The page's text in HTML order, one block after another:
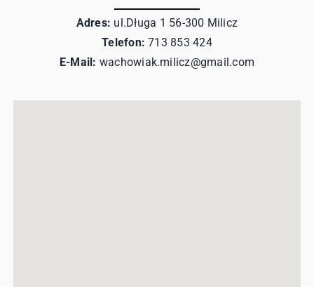
Adres: ul.Długa 1 56-300 Milicz
Telefon: 713 853 424
E-Mail: wachowiak.milicz@gmail.com